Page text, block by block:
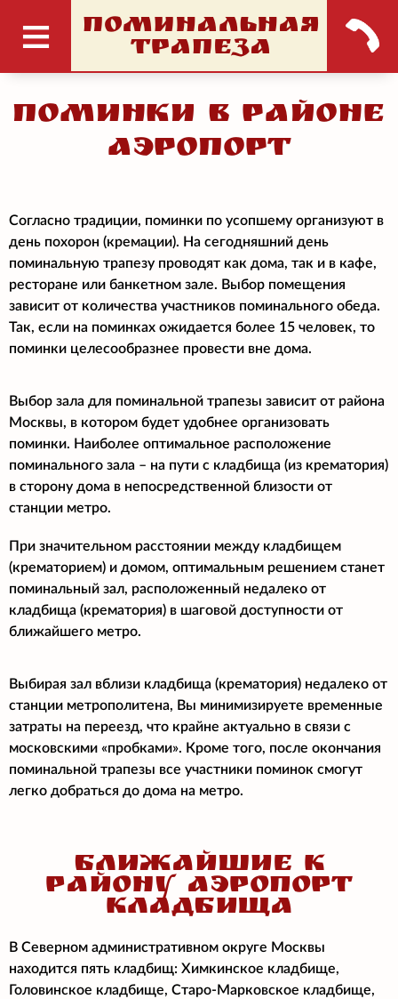
ПОМИНАЛЬНАЯ
ТРАПЕЗА
Поминки в районе
Аэропорт
Согласно традиции, поминки по усопшему организуют в
день похорон (кремации). На сегодняшний день
поминальную трапезу проводят как дома, так и в кафе,
ресторане или банкетном зале. Выбор помещения
зависит от количества участников поминального обеда.
Так, если на поминках ожидается более 15 человек, то
поминки целесообразнее провести вне дома.
Выбор зала для поминальной трапезы зависит от района
Москвы, в котором будет удобнее организовать
поминки. Наиболее оптимальное расположение
поминального зала – на пути с кладбища (из крематория)
в сторону дома в непосредственной близости от
станции метро.
При значительном расстоянии между кладбищем
(крематорием) и домом, оптимальным решением станет
поминальный зал, расположенный недалеко от
кладбища (крематория) в шаговой доступности от
ближайшего метро.
Выбирая зал вблизи кладбища (крематория) недалеко от
станции метрополитена, Вы минимизируете временные
затраты на переезд, что крайне актуально в связи с
московскими «пробками». Кроме того, после окончания
поминальной трапезы все участники поминок смогут
легко добраться до дома на метро.
БЛИЖАЙШИЕ К
РАЙОНУ АЭРОПОРТ
КЛАДБИЩА
В Северном административном округе Москвы
находится пять кладбищ: Химкинское кладбище,
Головинское кладбище, Старо-Марковское кладбище,